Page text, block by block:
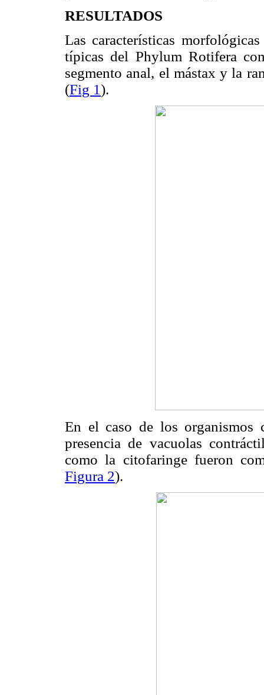
RESULTADOS
Las características
típicas del Phylum Rotifera
segmento anal, el mástax y la
(Fig 1).
En el caso de los organismos
presencia de vacuolas
como la citofaringe fueron
Figura 2).